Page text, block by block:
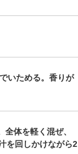
いためる。香りが
体を軽く混ぜ、
を回しかけながら2